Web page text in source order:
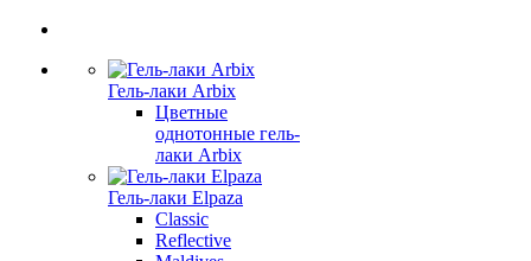
Гель-лаки Arbix
Цветные
однотонные гель-
лаки Arbix
Гель-лаки Elpaza
Classic
Reflective